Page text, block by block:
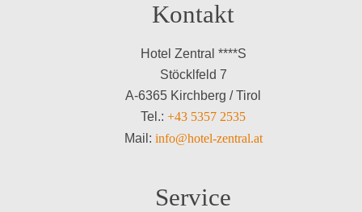
Kontakt
Hotel Zentral ****S
Stöcklfeld 7
A-6365 Kirchberg / Tirol
Tel.: +43 5357 2535
Mail: info@hotel-zentral.at
Service